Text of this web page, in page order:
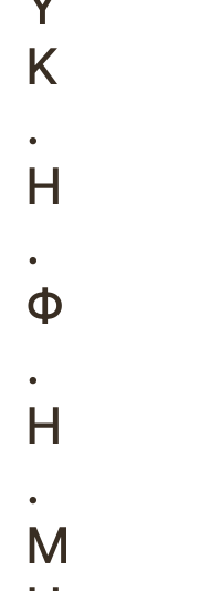
Κ
.
Η
.
Φ
.
Η
.
Μ